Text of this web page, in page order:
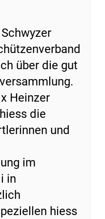
über die gut
Heinzer
die
und
im
in
hiess